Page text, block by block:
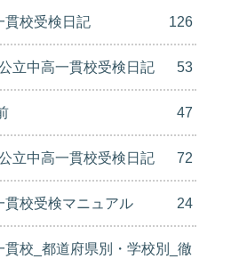
貫校受検日記 126
立中高一貫校受検日記 53
47
立中高一貫校受検日記 72
貫校受検マニュアル 24
貫校_都道府県別・学校別_徹